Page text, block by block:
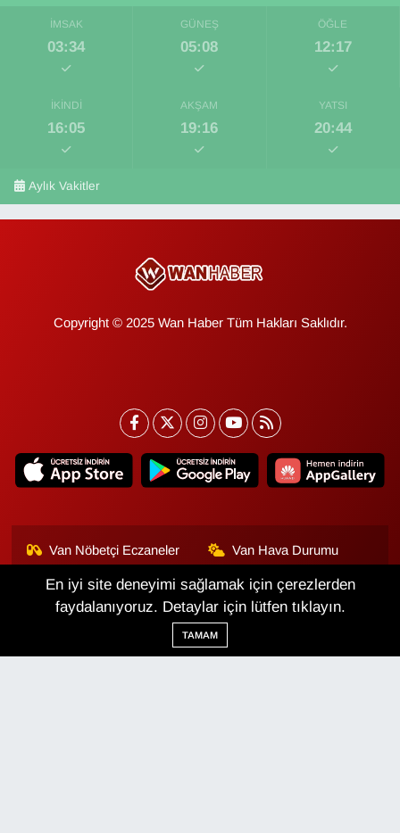
İMSAK
03:34
GÜNEŞ
05:08
ÖĞLE
12:17
İKINDI
16:05
AKŞAM
19:16
YATSI
20:44
Aylık Vakitler
Copyright © 2025 Wan Haber Tüm Hakları Saklıdır.
Van Nöbetçi Eczaneler Van Hava Durumu
Van Namaz Vakitleri
Van Trafik Yoğunluk
Haritası
Puan Durumu ve Fikstür
En iyi site deneyimi sağlamak için çerezlerden
faydalanıyoruz. Detaylar için lütfen tıklayın.
TAMAM